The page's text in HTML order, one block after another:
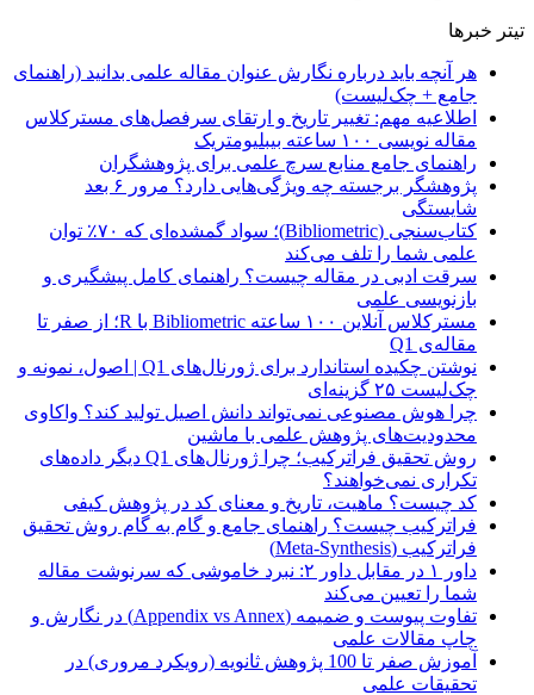
تیتر خبرها
هر آنچه باید درباره نگارش عنوان مقاله علمی بدانید (راهنمای
جامع + چک‌لیست)
اطلاعیه مهم: تغییر تاریخ و ارتقای سرفصل‌های مسترکلاس
مقاله نویسی ۱۰۰ ساعته بیبلیومتریک
راهنمای جامع منابع سرچ علمی برای پژوهشگران
پژوهشگر برجسته چه ویژگی‌هایی دارد؟ مرور ۶ بعد
شایستگی
کتاب‌سنجی (Bibliometric)؛ سواد گمشده‌ای که ۷۰٪ توان
علمی شما را تلف می‌کند
سرقت ادبی در مقاله چیست؟ راهنمای کامل پیشگیری و
بازنویسی علمی
مسترکلاس آنلاین ۱۰۰ ساعته Bibliometric با R؛ از صفر تا
مقاله‌ی Q1
نوشتن چکیده استاندارد برای ژورنال‌های Q1 | اصول، نمونه و
چک‌لیست ۲۵ گزینه‌ای
چرا هوش مصنوعی نمی‌تواند دانش اصیل تولید کند؟ واکاوی
محدودیت‌های پژوهش علمی با ماشین
روش تحقیق فراترکیب؛ چرا ژورنال‌های Q1 دیگر داده‌های
تکراری نمی‌خواهند؟
کد چیست؟ ماهیت، تاریخ و معنای کد در پژوهش کیفی
فراترکیب چیست؟ راهنمای جامع و گام به گام روش تحقیق
فراترکیب (Meta-Synthesis)
داور ۱ در مقابل داور ۲: نبرد خاموشی که سرنوشت مقاله
شما را تعیین می‌کند
تفاوت پیوست و ضمیمه (Appendix vs Annex) در نگارش و
چاپ مقالات علمی
آموزش صفر تا 100 پژوهش ثانویه (رویکرد مروری) در
تحقیقات علمی